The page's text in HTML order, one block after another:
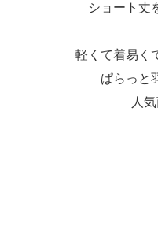
ショート丈
軽くて着易く
ぱらっと
人